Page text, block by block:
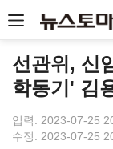
선관위, 신
학동기' 김
입력: 2023-07-25
수정: 2023-07-25